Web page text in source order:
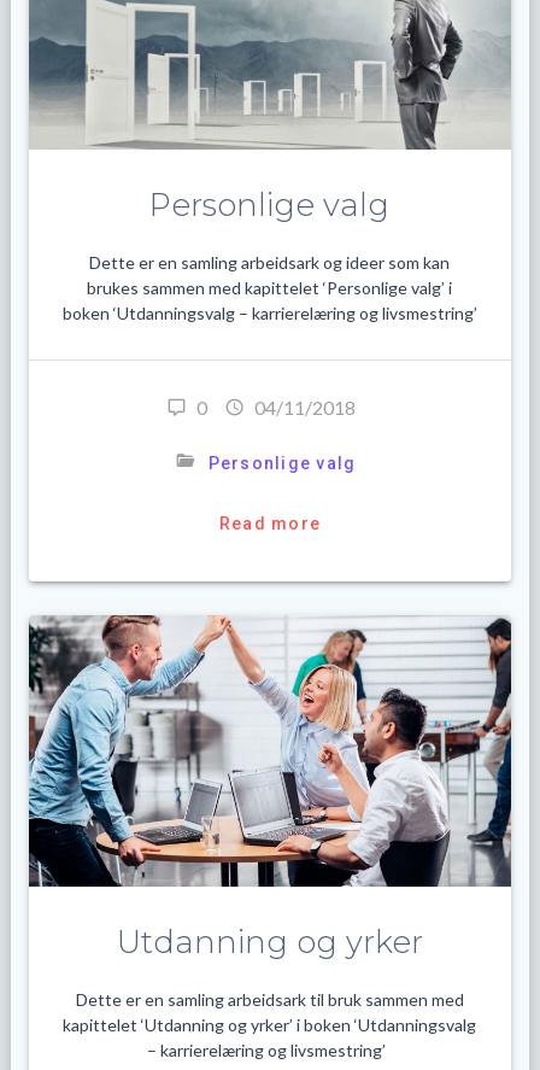
Personlige valg
Dette er en samling arbeidsark og ideer som kan
brukes sammen med kapittelet ‘Personlige valg’ i
boken ‘Utdanningsvalg – karrierelæring og livsmestring’
0 04/11/2018
Personlige valg
Read more
Utdanning og yrker
Dette er en samling arbeidsark til bruk sammen med
kapittelet ‘Utdanning og yrker’ i boken ‘Utdanningsvalg
– karrierelæring og livsmestring’